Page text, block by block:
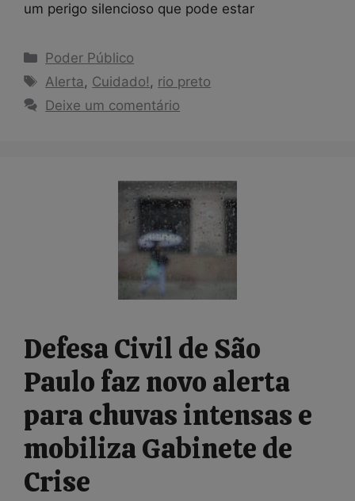
um perigo silencioso que pode estar
Categorias
Poder Público
Tags
Alerta , Cuidado! , rio preto
Deixe um comentário
Defesa Civil de São
Paulo faz novo alerta
para chuvas intensas e
mobiliza Gabinete de
Crise